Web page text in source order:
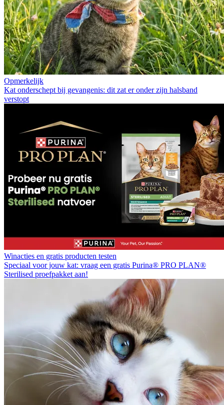
Opmerkelijk
Kat onderschept bij gevangenis: dit zat er onder zijn halsband
verstopt
Winacties en gratis producten testen
Speciaal voor jouw kat: vraag een gratis Purina® PRO PLAN®
Sterilised proefpakket aan!